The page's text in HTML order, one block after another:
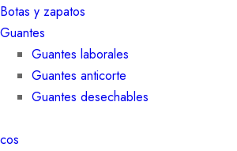
Botas y zapatos
Guantes
Guantes laborales
Guantes anticorte
Guantes desechables